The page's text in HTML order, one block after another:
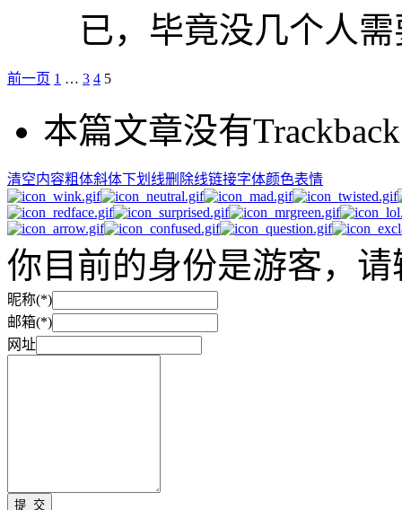
已，毕竟没几个人
前一页 1 … 3 4 5
本篇文章没有Trackback
清空内容粗体斜体下划线删除线链接字体颜色表情
你目前的身份是游客，
昵称(*)
邮箱(*)
网址